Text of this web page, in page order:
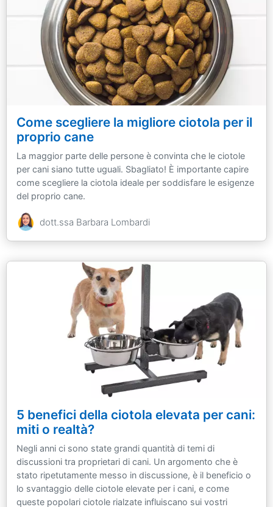
Come scegliere la migliore ciotola per il
proprio cane
La maggior parte delle persone è convinta che le ciotole
per cani siano tutte uguali. Sbagliato! È importante capire
come scegliere la ciotola ideale per soddisfare le esigenze
del proprio cane.
dott.ssa Barbara Lombardi
5 benefici della ciotola elevata per cani:
miti o realtà?
Negli anni ci sono state grandi quantità di temi di
discussioni tra proprietari di cani. Un argomento che è
stato ripetutamente messo in discussione, è il beneficio o
lo svantaggio delle ciotole elevate per i cani, e come
queste popolari ciotole rialzate influiscano sui vostri